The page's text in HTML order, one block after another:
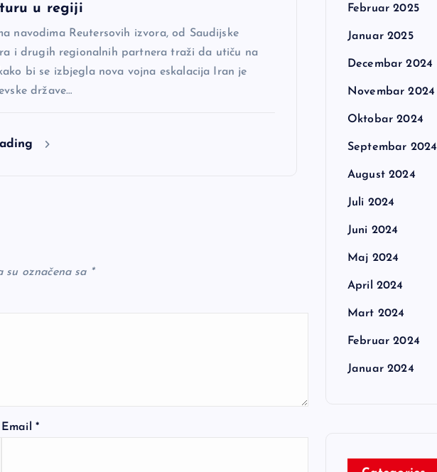
u regiji
navodima Reutersovih izvora, od Saudijske
i drugih regionalnih partnera traži da utiču na
bi se izbjegla nova vojna eskalacija Iran je
države…
su označena sa *
Email *
Februar 2025
Januar 2025
Decembar 2024
Novembar 2024
Oktobar 2024
Septembar 2024
August 2024
Juli 2024
Juni 2024
Maj 2024
April 2024
Mart 2024
Februar 2024
Januar 2024